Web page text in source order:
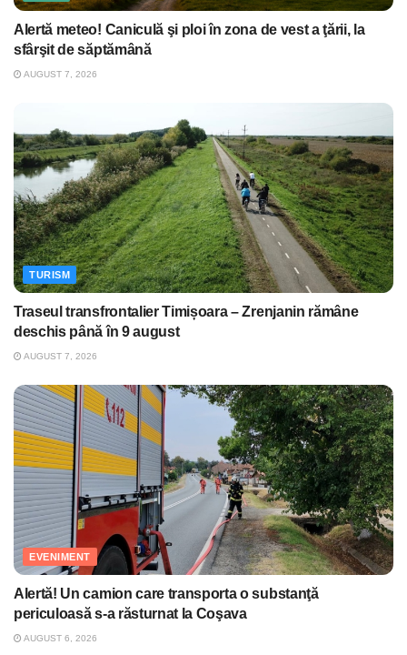
Alertă meteo! Caniculă şi ploi în zona de vest a ţării, la
sfârşit de săptămână
AUGUST 7, 2026
TURISM
Traseul transfrontalier Timișoara – Zrenjanin rămâne
deschis până în 9 august
AUGUST 7, 2026
EVENIMENT
Alertă! Un camion care transporta o substanţă
periculoasă s-a răsturnat la Coşava
AUGUST 6, 2026